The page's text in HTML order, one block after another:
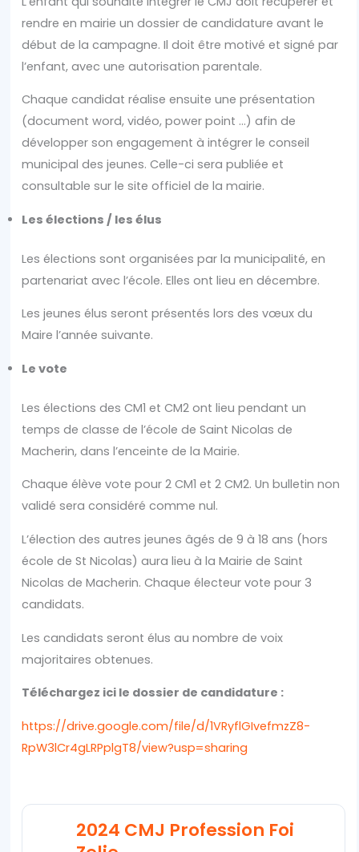
rendre en mairie un dossier de candidature avant le
début de la campagne. Il doit être motivé et signé par
l’enfant, avec une autorisation parentale.
Chaque candidat réalise ensuite une présentation
(document word, vidéo, power point …) afin de
développer son engagement à intégrer le conseil
municipal des jeunes. Celle-ci sera publiée et
consultable sur le site officiel de la mairie.
Les élections / les élus
Les élections sont organisées par la municipalité, en
partenariat avec l’école. Elles ont lieu en décembre.
Les jeunes élus seront présentés lors des vœux du
Maire l’année suivante.
Le vote
Les élections des CM1 et CM2 ont lieu pendant un
temps de classe de l’école de Saint Nicolas de
Macherin, dans l’enceinte de la Mairie.
Chaque élève vote pour 2 CM1 et 2 CM2. Un bulletin non
validé sera considéré comme nul.
L’élection des autres jeunes âgés de 9 à 18 ans (hors
école de St Nicolas) aura lieu à la Mairie de Saint
Nicolas de Macherin. Chaque électeur vote pour 3
candidats.
Les candidats seront élus au nombre de voix
majoritaires obtenues.
Téléchargez ici le dossier de candidature :
https://drive.google.com/file/d/1VRyflGIvefmzZ8-
RpW3lCr4gLRPplgT8/view?usp=sharing
2024 CMJ Profession Foi